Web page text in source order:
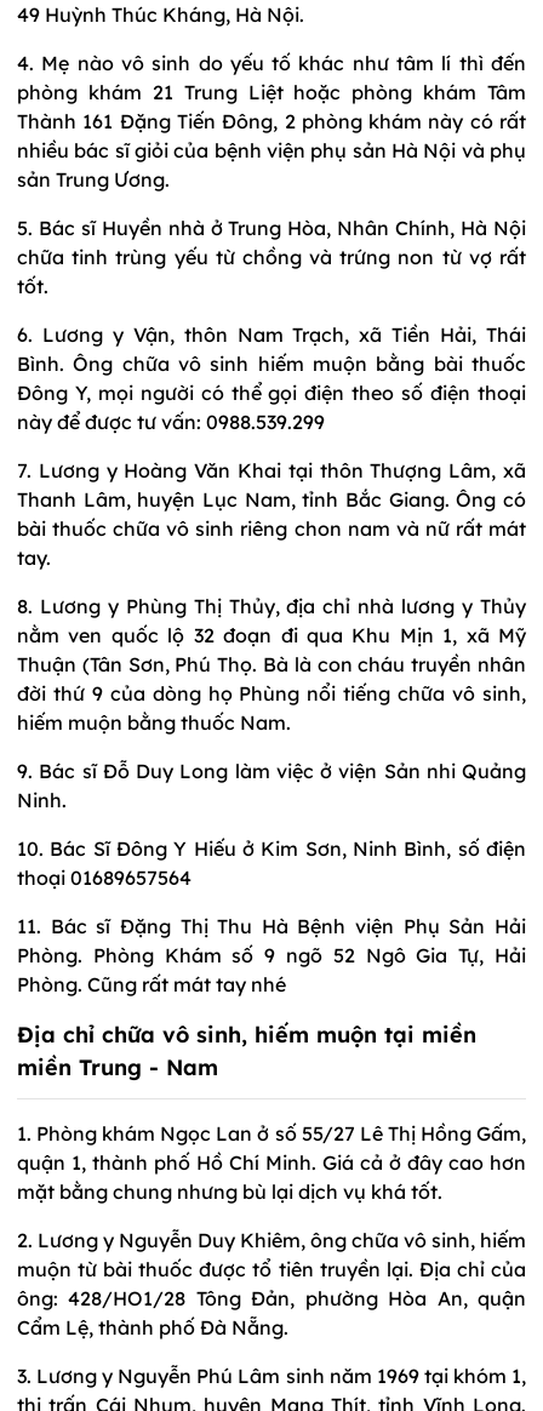
49 Huỳnh Thúc Kháng, Hà Nội.
4. Mẹ nào vô sinh do yếu tố khác như tâm lí thì đến
phòng khám 21 Trung Liệt hoặc phòng khám Tâm
Thành 161 Đặng Tiến Đông, 2 phòng khám này có rất
nhiều bác sĩ giỏi của bệnh viện phụ sản Hà Nội và phụ
sản Trung Ương.
5. Bác sĩ Huyền nhà ở Trung Hòa, Nhân Chính, Hà Nội
chữa tinh trùng yếu từ chồng và trứng non từ vợ rất
tốt.
6. Lương y Vận, thôn Nam Trạch, xã Tiền Hải, Thái
Bình. Ông chữa vô sinh hiếm muộn bằng bài thuốc
Đông Y, mọi người có thể gọi điện theo số điện thoại
này để được tư vấn: 0988.539.299
7. Lương y Hoàng Văn Khai tại thôn Thượng Lâm, xã
Thanh Lâm, huyện Lục Nam, tỉnh Bắc Giang. Ông có
bài thuốc chữa vô sinh riêng chon nam và nữ rất mát
tay.
8. Lương y Phùng Thị Thủy, địa chỉ nhà lương y Thủy
nằm ven quốc lộ 32 đoạn đi qua Khu Mịn 1, xã Mỹ
Thuận (Tân Sơn, Phú Thọ. Bà là con cháu truyền nhân
đời thứ 9 của dòng họ Phùng nổi tiếng chữa vô sinh,
hiếm muộn bằng thuốc Nam.
9. Bác sĩ Đỗ Duy Long làm việc ở viện Sản nhi Quảng
Ninh.
10. Bác Sĩ Đông Y Hiếu ở Kim Sơn, Ninh Bình, số điện
thoại 01689657564
11. Bác sĩ Đặng Thị Thu Hà Bệnh viện Phụ Sản Hải
Phòng. Phòng Khám số 9 ngõ 52 Ngô Gia Tự, Hải
Phòng. Cũng rất mát tay nhé
Địa chỉ chữa vô sinh, hiếm muộn tại miền
miền Trung - Nam
1. Phòng khám Ngọc Lan ở số 55/27 Lê Thị Hồng Gấm,
quận 1, thành phố Hồ Chí Minh. Giá cả ở đây cao hơn
mặt bằng chung nhưng bù lại dịch vụ khá tốt.
2. Lương y Nguyễn Duy Khiêm, ông chữa vô sinh, hiếm
muộn từ bài thuốc được tổ tiên truyền lại. Địa chỉ của
ông: 428/HO1/28 Tông Đản, phường Hòa An, quận
Cẩm Lệ, thành phố Đà Nẵng.
3. Lương y Nguyễn Phú Lâm sinh năm 1969 tại khóm 1,
thị trấn Cái Nhum, huyện Mang Thít, tỉnh Vĩnh Long.